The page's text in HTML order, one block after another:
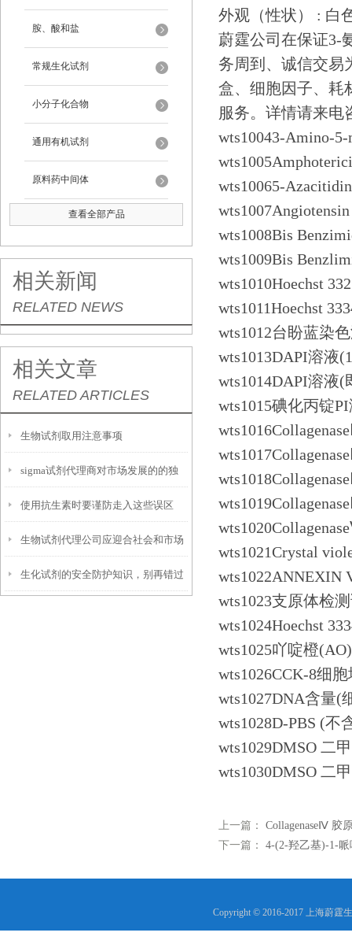
胺、酸和盐
常规生化试剂
小分子化合物
通用有机试剂
原料药中间体
查看全部产品
相关新闻
RELATED NEWS
相关文章
RELATED ARTICLES
生物试剂取用注意事项
sigma试剂代理商对市场发展的的独
特认知
使用抗生素时要谨防走入这些误区
生物试剂代理公司应迎合社会和市场
的发展潮流
生化试剂的安全防护知识，别再错过
外观（性状） : 白
蔚霆公司在保证3-
务周到、诚信交易
盒、细胞因子、耗
服务。详情请来电
wts10043-Amino-
wts10065-
wts1008Bis
wts1009Bis
wts1010Hoechst
wts1011Hoechst
wts1012台盼蓝染
wts1013DAPI溶液
wts1014DAPI溶液
wts1015碘化丙锭
wts1021Crystal
wts1022ANNEXIN
wts1023支原体检
wts1024Hoechst
wts1025吖啶橙
wts1026CCK-8细
wts1027DNA含量(
wts1028D-PBS (不
wts1029DMSO 二
wts1030DMSO 二
上一篇： CollagenaseⅣ 胶
下一篇： 4-(2-羟乙基)-1-
Copyright © 2016-2017 上海蔚霆